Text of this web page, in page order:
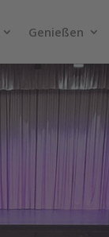
Genießen